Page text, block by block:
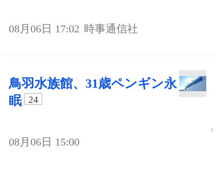
08月06日 17:02 時事通信社
鳥羽水族館、31歳ペンギン永
眠
24
08月06日 15:00